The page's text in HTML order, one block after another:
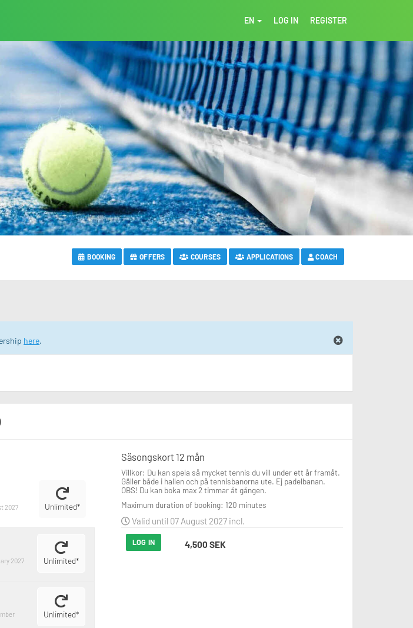
EN LOG IN REGISTER
BOOKING OFFERS COURSES APPLICATIONS COACH
here.
Unlimited*
2027
Unlimited*
2027
Unlimited*
Säsongskort 12 mån
Villkor: Du kan spela så mycket tennis du vill under ett år framåt.
Gäller både i hallen och på tennisbanorna ute. Ej padelbanan.
OBS! Du kan boka max 2 timmar åt gången.
Maximum duration of booking: 120 minutes
Valid until 07 August 2027 incl.
LOG IN 4,500 SEK